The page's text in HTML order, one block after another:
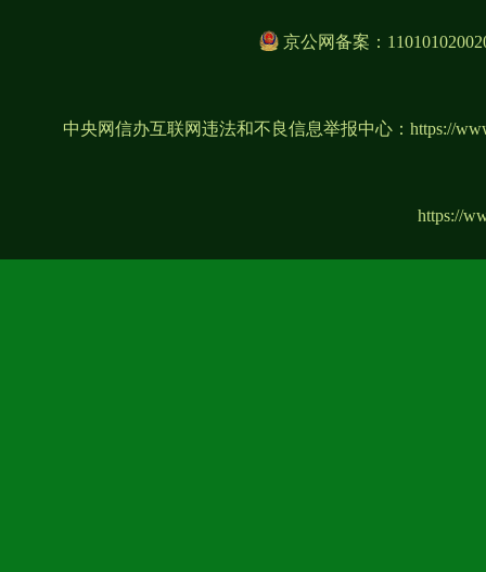
京公网备案：
中央网信办互联网违法和不良信息举报中心： https://
https://